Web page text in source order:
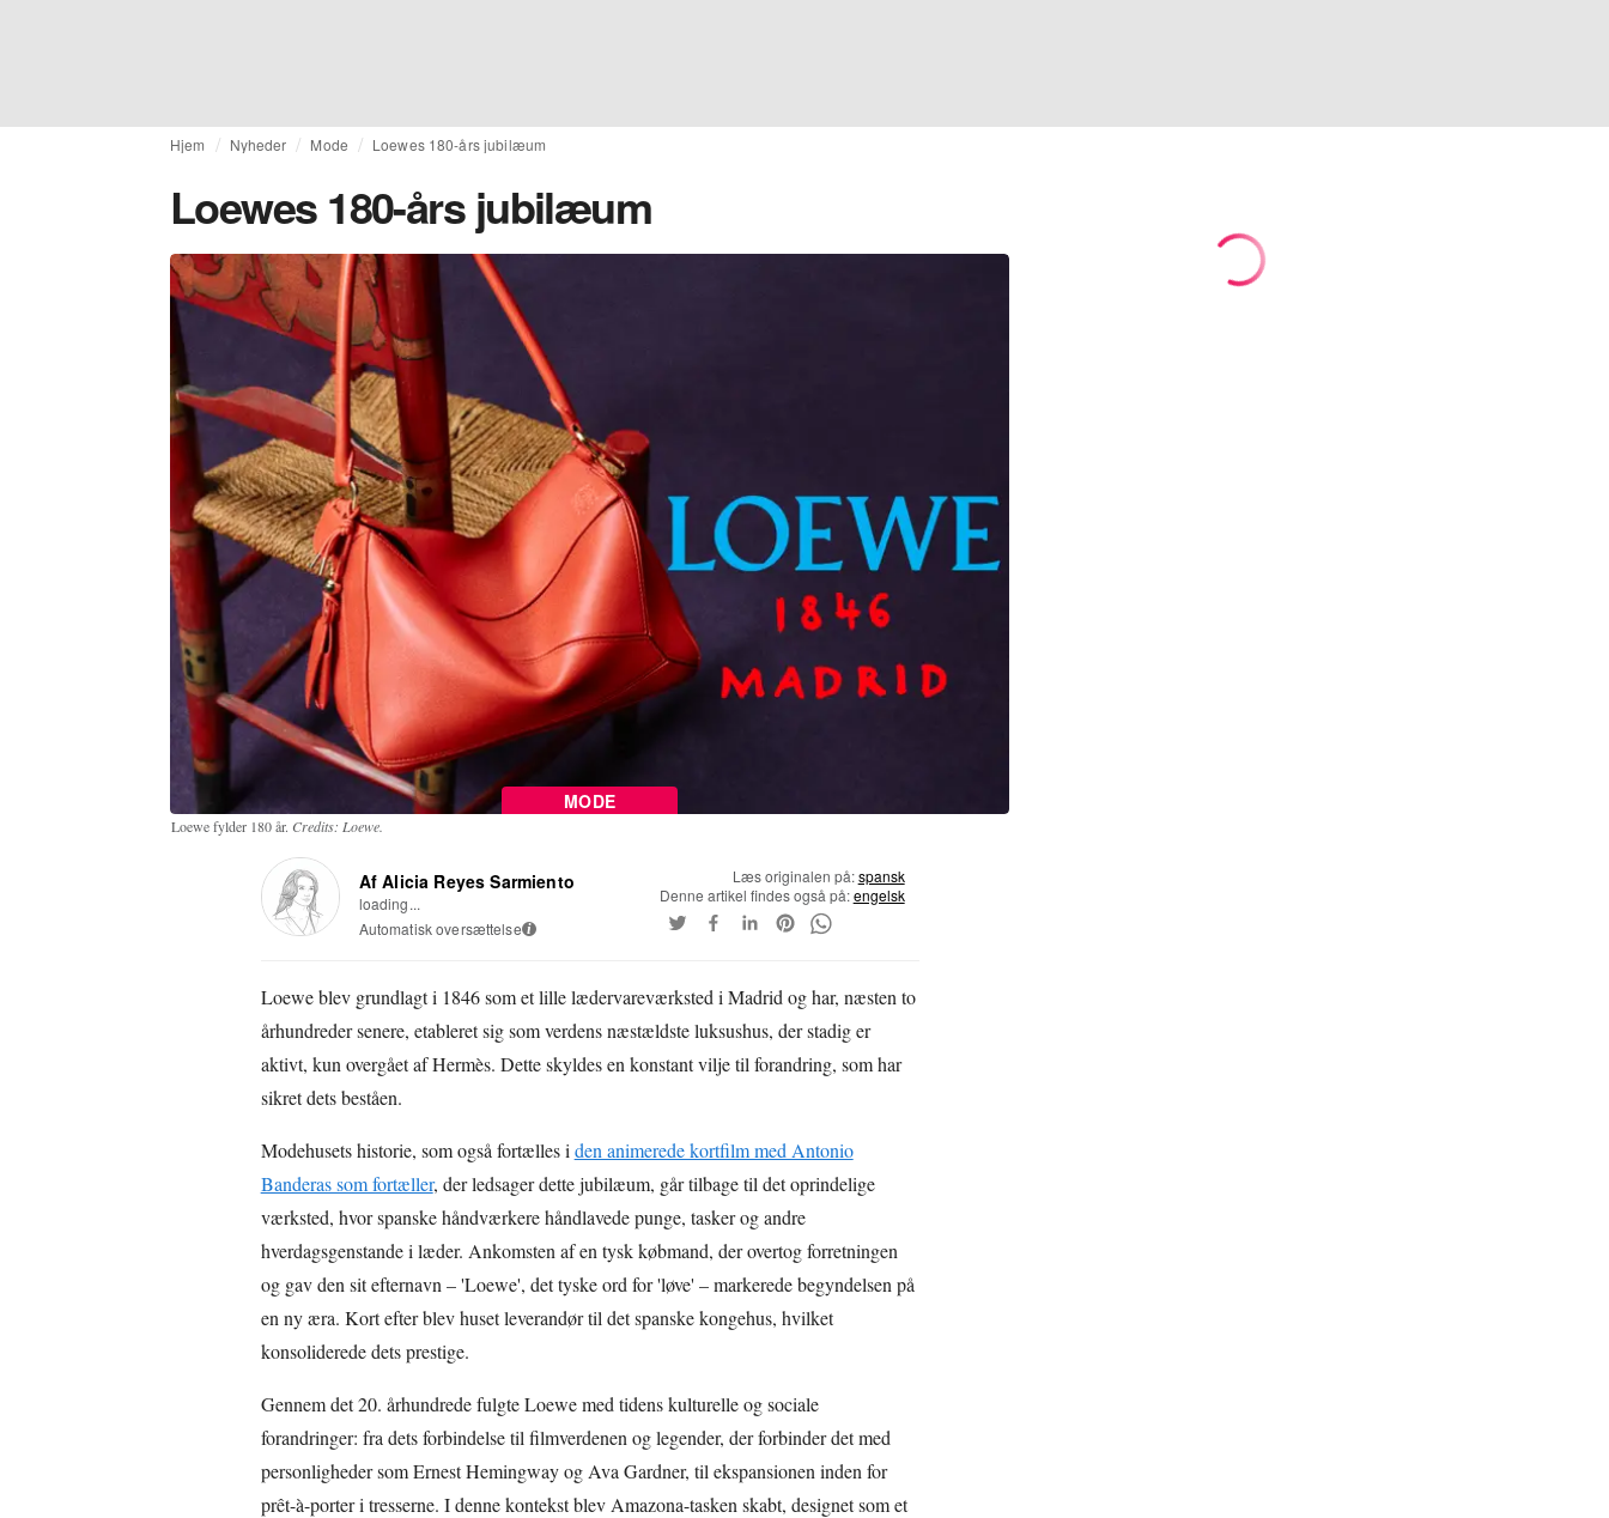
Hjem Nyheder Mode Loewes 180-års jubilæum
Loewes 180-års jubilæum
MODE
Loewe fylder 180 år. Credits: Loewe.
Af Alicia Reyes Sarmiento
loading...
Automatisk oversættelse i
Læs originalen på:spansk
Denne artikel findes også på:engelsk
Loewe blev grundlagt i 1846 som et lille lædervareværksted i Madrid og har, næsten to
århundreder senere, etableret sig som verdens næstældste luksushus, der stadig er
aktivt, kun overgået af Hermès. Dette skyldes en konstant vilje til forandring, som har
sikret dets beståen.
Modehusets historie, som også fortælles i den animerede kortfilm med Antonio
Banderas som fortæller, der ledsager dette jubilæum, går tilbage til det oprindelige
værksted, hvor spanske håndværkere håndlavede punge, tasker og andre
hverdagsgenstande i læder. Ankomsten af en tysk købmand, der overtog forretningen
og gav den sit efternavn – 'Loewe', det tyske ord for 'løve' – markerede begyndelsen på
en ny æra. Kort efter blev huset leverandør til det spanske kongehus, hvilket
konsoliderede dets prestige.
Gennem det 20. århundrede fulgte Loewe med tidens kulturelle og sociale
forandringer: fra dets forbindelse til filmverdenen og legender, der forbinder det med
personligheder som Ernest Hemingway og Ava Gardner, til ekspansionen inden for
prêt-à-porter i tresserne. I denne kontekst blev Amazona-tasken skabt, designet som et